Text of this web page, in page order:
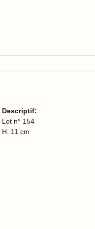
Descriptif:
Lot n° 154
H. 11 cm